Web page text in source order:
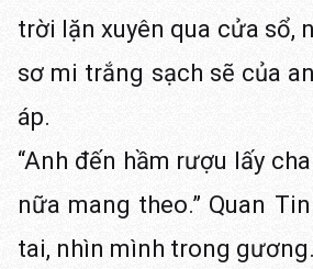
trời lặn xuyên qua cửa sổ,
sơ mi trắng sạch sẽ của
áp.
“Anh đến hầm rượu lấy
nữa mang theo.” Quan
tai, nhìn mình trong gương.